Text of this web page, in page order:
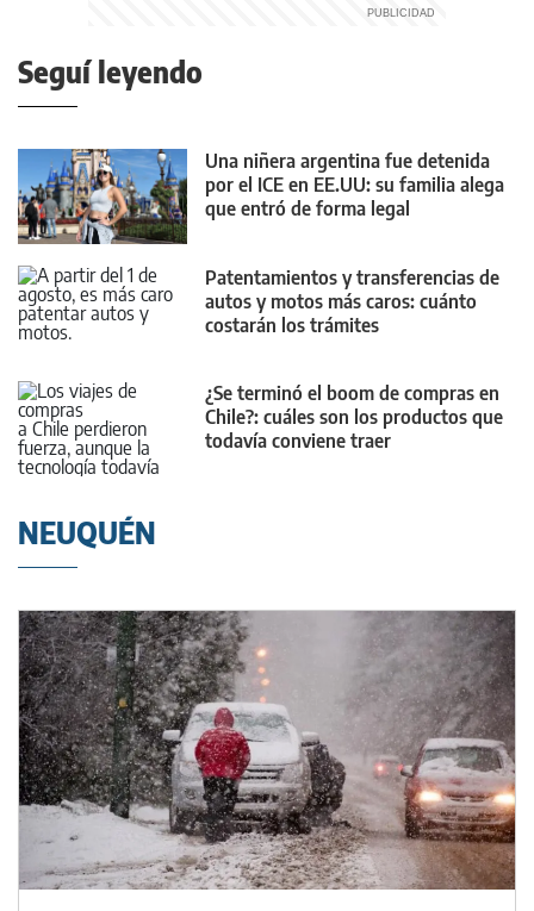
Seguí leyendo
Una niñera argentina fue detenida
por el ICE en EE.UU: su familia alega
que entró de forma legal
Patentamientos y transferencias de
autos y motos más caros: cuánto
costarán los trámites
¿Se terminó el boom de compras en
Chile?: cuáles son los productos que
todavía conviene traer
NEUQUÉN